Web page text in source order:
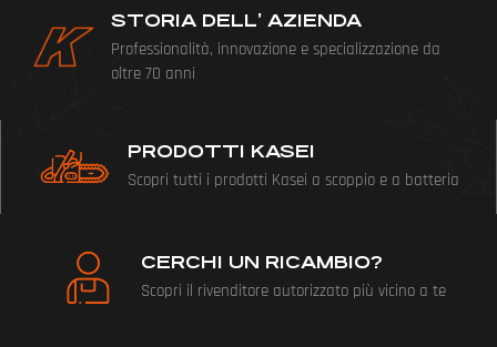
STORIA DELL’ AZIENDA
Professionalità, innovazione e specializzazione da
oltre 70 anni
PRODOTTI KASEI
Scopri tutti i prodotti Kasei a scoppio e a batteria
CERCHI UN RICAMBIO?
Scopri il rivenditore autorizzato più vicino a te